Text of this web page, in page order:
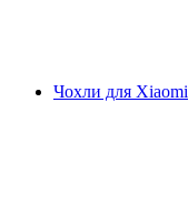
Чохли для Xiaomi